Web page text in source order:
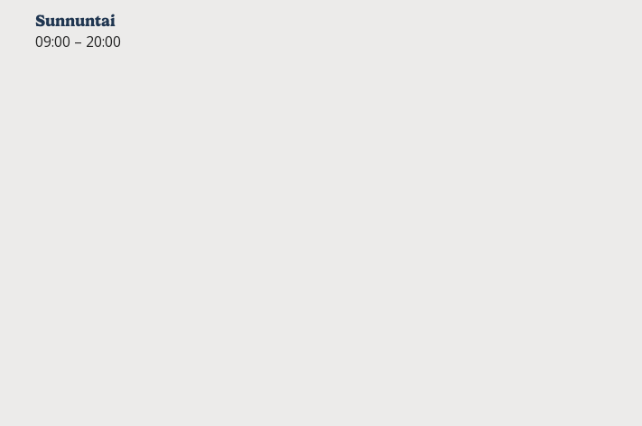
Sunnuntai
09:00 – 20:00